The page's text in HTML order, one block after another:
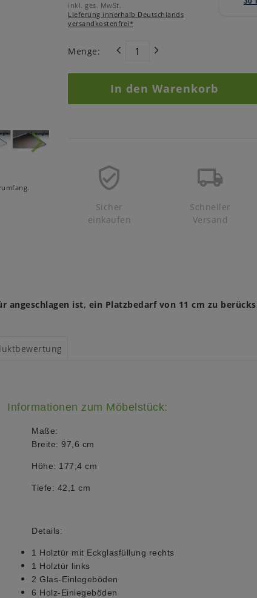
inkl. ges. MwSt.
Lieferung innerhalb Deutschlands
versandkostenfrei*
Menge:
In den Warenkorb
Sicher
einkaufen
Schneller
Versand
ist, ein Platzbedarf von 11 cm zu
Informationen zum Möbelstück:
Maße:
Breite: 97,6 cm
Höhe: 177,4 cm
Tiefe: 42,1 cm
Details:
1 Holztür mit Eckglasfüllung rechts
1 Holztür links
2 Glas-Einlegeböden
6 Holz-Einlegeböden